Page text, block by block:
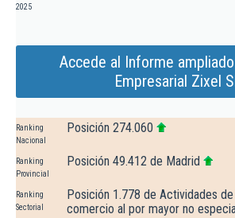
2025
Accede al Informe
Empresarial Zixel
Ranking
Nacional
Posición 274.060
Ranking
Provincial
Posición 49.412 de Madrid
Ranking
Sectorial
Posición 1.778 de Actividades
comercio al por mayor no